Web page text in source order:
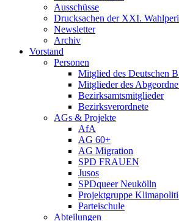
Ausschüsse
Drucksachen der XXI.
Newsletter
Archiv
Vorstand
Personen
Mitglied des Deutschen
Mitglieder des
Bezirksamtsmitglieder
Bezirksverordnete
AGs & Projekte
AfA
AG 60+
AG Migration
SPD FRAUEN
Jusos
SPDqueer Neukölln
Projektgruppe
Parteischule
Abteilungen